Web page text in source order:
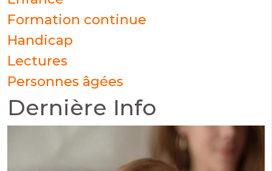
Formation continue
Handicap
Lectures
Personnes âgées
Dernière Info